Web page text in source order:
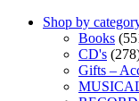
Shop by
Books
CD's
Gifts –